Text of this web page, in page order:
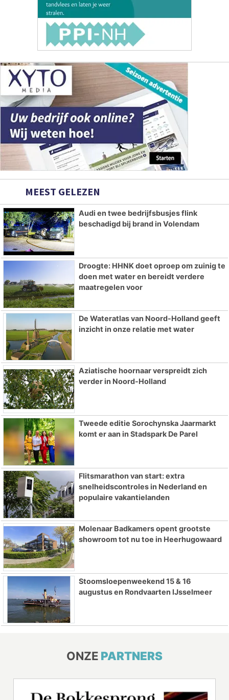
MEEST GELEZEN
Audi en twee bedrijfsbusjes flink
beschadigd bij brand in Volendam
Droogte: HHNK doet oproep om zuinig te
doen met water en bereidt verdere
maatregelen voor
De Wateratlas van Noord-Holland geeft
inzicht in onze relatie met water
Aziatische hoornaar verspreidt zich
verder in Noord-Holland
Tweede editie Sorochynska Jaarmarkt
komt er aan in Stadspark De Parel
Flitsmarathon van start: extra
snelheidscontroles in Nederland en
populaire vakantielanden
Molenaar Badkamers opent grootste
showroom tot nu toe in Heerhugowaard
Stoomsloepenweekend 15 & 16
augustus en Rondvaarten IJsselmeer
ONZE PARTNERS